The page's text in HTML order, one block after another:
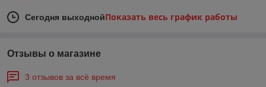
Сегодня выходнойПоказать весь график работы
Отзывы о магазине
3 отзывов за всё время